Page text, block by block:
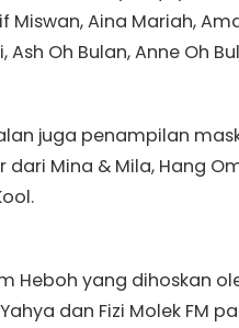
Miswan, Aina Mariah,
Ash Oh Bulan, Anne Oh
juga penampilan
dari Mina & Mila, Hang
Heboh yang dihoskan
dan Fizi Molek FM